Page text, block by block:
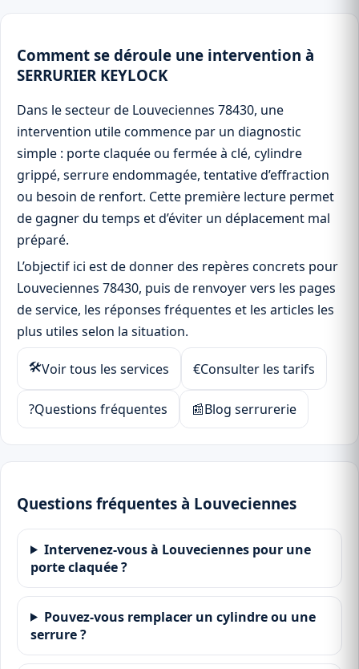
Comment se déroule une intervention à
SERRURIER KEYLOCK
Dans le secteur de Louveciennes 78430, une
intervention utile commence par un diagnostic
simple : porte claquée ou fermée à clé, cylindre
grippé, serrure endommagée, tentative d’effraction
ou besoin de renfort. Cette première lecture permet
de gagner du temps et d’éviter un déplacement mal
préparé.
L’objectif ici est de donner des repères concrets pour
Louveciennes 78430, puis de renvoyer vers les pages
de service, les réponses fréquentes et les articles les
plus utiles selon la situation.
🛠Voir tous les services €Consulter les tarifs
?Questions fréquentes 📰Blog serrurerie
Questions fréquentes à Louveciennes
Intervenez-vous à Louveciennes pour une
porte claquée ?
Pouvez-vous remplacer un cylindre ou une
serrure ?